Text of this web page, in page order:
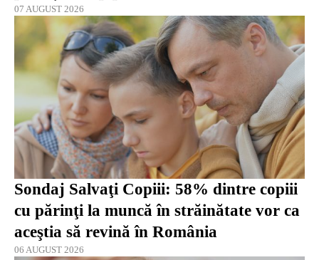
07 AUGUST 2026
Sondaj Salvaţi Copiii: 58% dintre copiii
cu părinţi la muncă în străinătate vor ca
aceştia să revină în România
06 AUGUST 2026